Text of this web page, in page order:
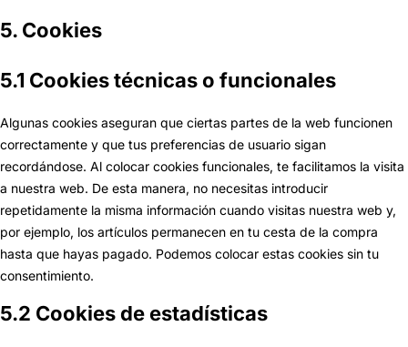
5. Cookies
5.1 Cookies técnicas o funcionales
Algunas cookies aseguran que ciertas partes de la web funcionen
correctamente y que tus preferencias de usuario sigan
recordándose. Al colocar cookies funcionales, te facilitamos la visita
a nuestra web. De esta manera, no necesitas introducir
repetidamente la misma información cuando visitas nuestra web y,
por ejemplo, los artículos permanecen en tu cesta de la compra
hasta que hayas pagado. Podemos colocar estas cookies sin tu
consentimiento.
5.2 Cookies de estadísticas